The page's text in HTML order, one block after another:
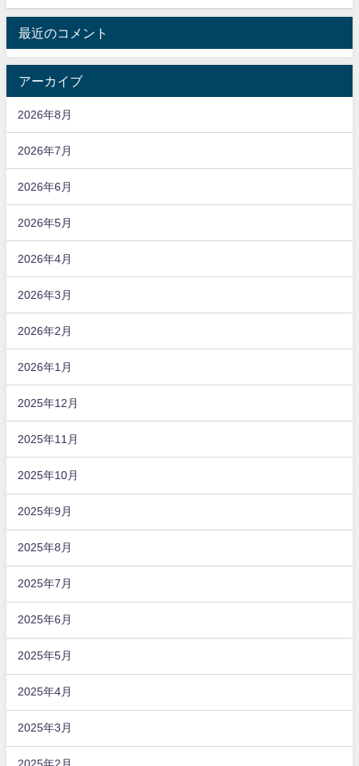
最近のコメント
アーカイブ
2026年8月
2026年7月
2026年6月
2026年5月
2026年4月
2026年3月
2026年2月
2026年1月
2025年12月
2025年11月
2025年10月
2025年9月
2025年8月
2025年7月
2025年6月
2025年5月
2025年4月
2025年3月